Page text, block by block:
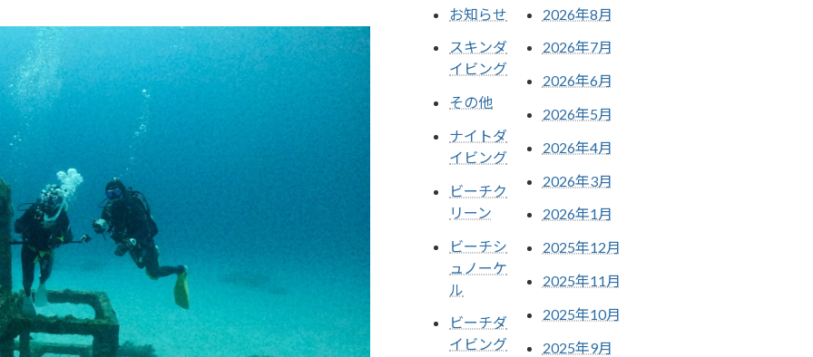
お知らせ
スキンダ
イビング
その他
ナイトダ
イビング
ビーチク
リーン
ビーチシ
ュノーケ
ル
ビーチダ
イビング
2026年8月
2026年7月
2026年6月
2026年5月
2026年4月
2026年3月
2026年1月
2025年12月
2025年11月
2025年10月
2025年9月